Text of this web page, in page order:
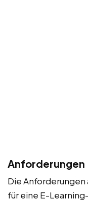
Anforderungen
Die
für eine E-